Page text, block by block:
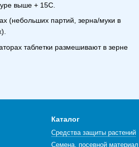
выше + 15С.
(небольших партий, зерна/муки в
таблетки размешивают в зерне
Каталог
Средства защиты растений
Семена, посевной материал